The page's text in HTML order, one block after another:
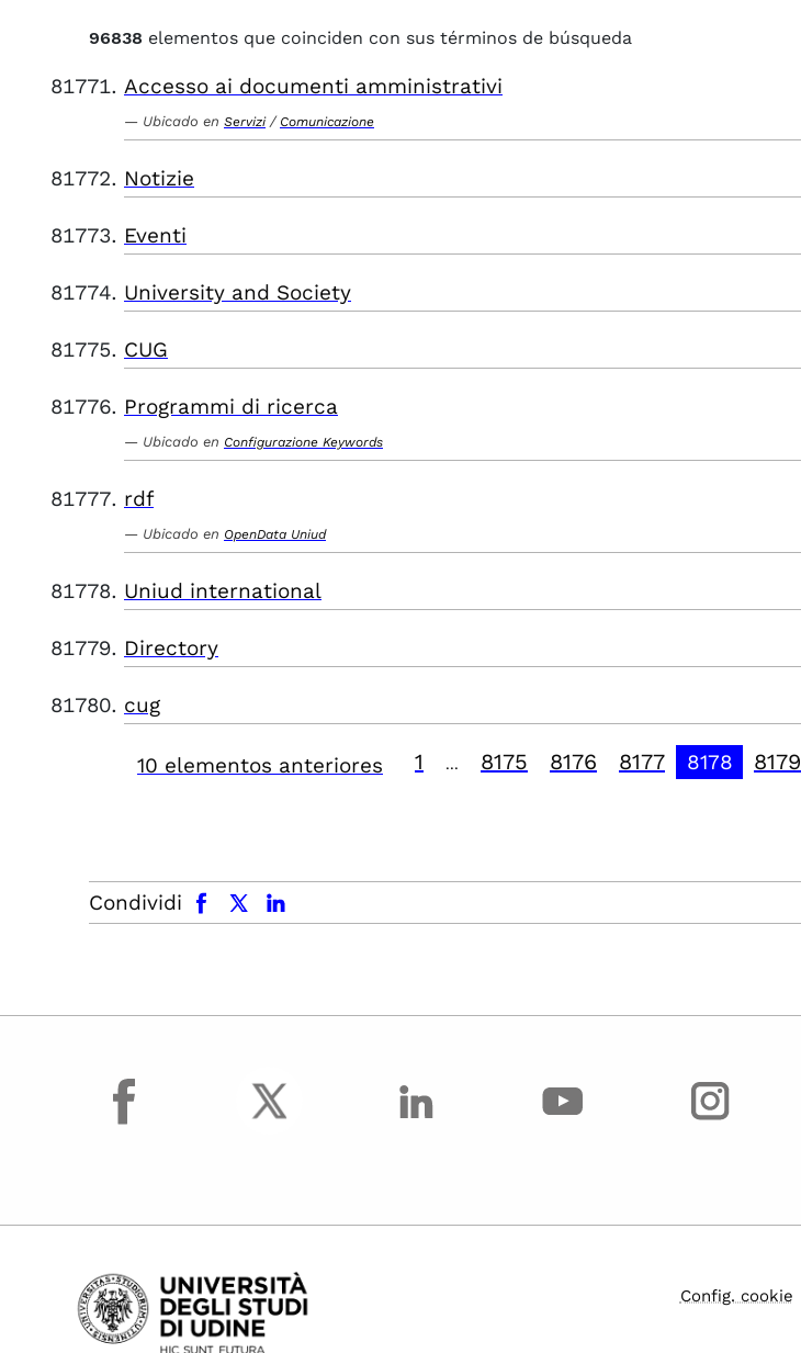
96838 elementos que coinciden con sus términos de búsqueda
Accesso ai documenti amministrativi
Ubicado en Servizi / Comunicazione
Notizie
Eventi
University and Society
CUG
Programmi di ricerca
Ubicado en Configurazione Keywords
rdf
Ubicado en OpenData Uniud
Uniud international
Directory
cug
10 elementos anteriores 1 8175 8176 8177 8178 8179
Condividi
facebook x.com linkedin
facebook
Config. cookie